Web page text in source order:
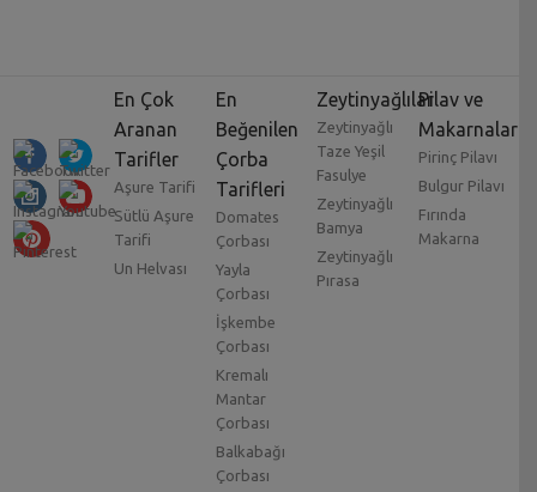
En Çok
Aranan
Tarifler
Aşure Tarifi
Sütlü Aşure
Tarifi
Un Helvası
En
Beğenilen
Çorba
Tarifleri
Domates
Çorbası
Yayla
Çorbası
İşkembe
Çorbası
Kremalı
Mantar
Çorbası
Balkabağı
Çorbası
Zeytinyağlılar
Zeytinyağlı
Taze Yeşil
Fasulye
Zeytinyağlı
Bamya
Zeytinyağlı
Pırasa
Pilav ve
Makarnalar
Pirinç Pilavı
Bulgur Pilavı
Fırında
Makarna